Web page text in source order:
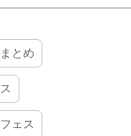
とめ
ェス